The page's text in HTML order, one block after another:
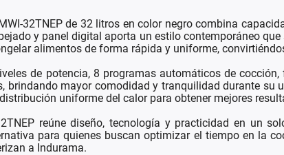
32TNEP de 32 litros en color negro combina
y panel digital aporta un estilo contemporáneo
alimentos de forma rápida y uniforme,
de potencia, 8 programas automáticos de
brindando mayor comodidad y tranquilidad durante
uniforme del calor para obtener mejores
reúne diseño, tecnología y practicidad en un
para quienes buscan optimizar el tiempo en la
a Indurama.